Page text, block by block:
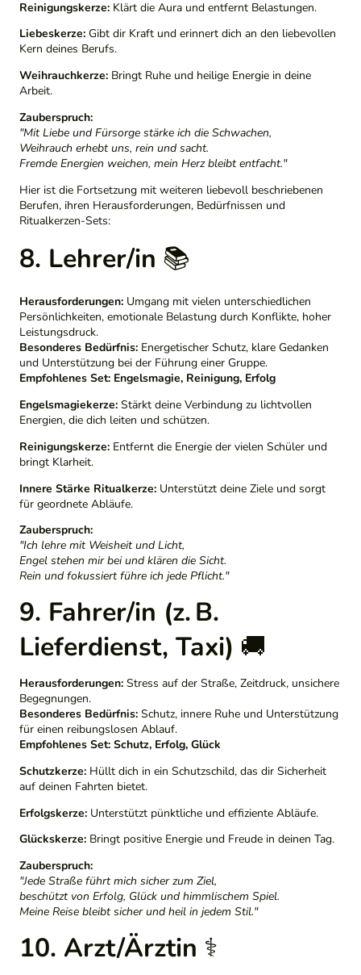
Reinigungskerze: Klärt die Aura und entfernt Belastungen.
Liebeskerze: Gibt dir Kraft und erinnert dich an den liebevollen
Kern deines Berufs.
Weihrauchkerze: Bringt Ruhe und heilige Energie in deine
Arbeit.
Zauberspruch:
"Mit Liebe und Fürsorge stärke ich die Schwachen,
Weihrauch erhebt uns, rein und sacht.
Fremde Energien weichen, mein Herz bleibt entfacht."
Hier ist die Fortsetzung mit weiteren liebevoll beschriebenen
Berufen, ihren Herausforderungen, Bedürfnissen und
Ritualkerzen-Sets:
8. Lehrer/in 📚
Herausforderungen: Umgang mit vielen unterschiedlichen
Persönlichkeiten, emotionale Belastung durch Konflikte, hoher
Leistungsdruck.
Besonderes Bedürfnis: Energetischer Schutz, klare Gedanken
und Unterstützung bei der Führung einer Gruppe.
Empfohlenes Set: Engelsmagie, Reinigung, Erfolg
Engelsmagiekerze: Stärkt deine Verbindung zu lichtvollen
Energien, die dich leiten und schützen.
Reinigungskerze: Entfernt die Energie der vielen Schüler und
bringt Klarheit.
Innere Stärke Ritualkerze: Unterstützt deine Ziele und sorgt
für geordnete Abläufe.
Zauberspruch:
"Ich lehre mit Weisheit und Licht,
Engel stehen mir bei und klären die Sicht.
Rein und fokussiert führe ich jede Pflicht."
9. Fahrer/in (z. B.
Lieferdienst, Taxi) 🚚
Herausforderungen: Stress auf der Straße, Zeitdruck, unsichere
Begegnungen.
Besonderes Bedürfnis: Schutz, innere Ruhe und Unterstützung
für einen reibungslosen Ablauf.
Empfohlenes Set: Schutz, Erfolg, Glück
Schutzkerze: Hüllt dich in ein Schutzschild, das dir Sicherheit
auf deinen Fahrten bietet.
Erfolgskerze: Unterstützt pünktliche und effiziente Abläufe.
Glückskerze: Bringt positive Energie und Freude in deinen Tag.
Zauberspruch:
"Jede Straße führt mich sicher zum Ziel,
beschützt von Erfolg, Glück und himmlischem Spiel.
Meine Reise bleibt sicher und heil in jedem Stil."
10. Arzt/Ärztin ⚕️